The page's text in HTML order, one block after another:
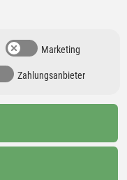
versandkostenfrei nach
Marketing
Zahlungsanbieter